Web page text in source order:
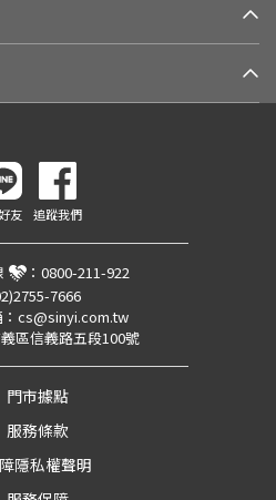
友 追蹤我們
： 0800-211-922
7666
cs@sinyi.com.tw
區信義路五段100號
門市據點
服務條款
隱私權聲明